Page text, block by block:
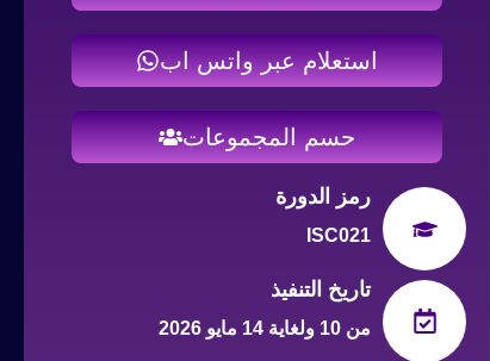
استعلام عبر واتس اب
حسم المجموعات
رمز الدورة
ISC021
تاريخ التنفيذ
من 10 ولغاية 14 مايو 2026